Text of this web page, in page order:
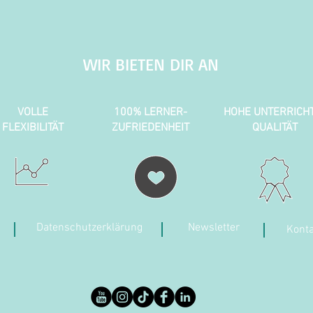
WIR BIETEN DIR AN
VOLLE
FLEXIBILITÄT
100% LERNER-
ZUFRIEDENHEIT
HOHE
QUALITÄT
Datenschutzerklärung Newsletter